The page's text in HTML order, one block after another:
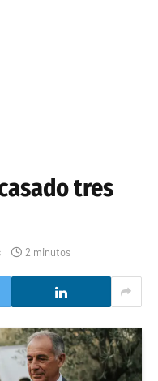
tres
2 minutos